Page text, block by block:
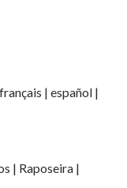
| español |
| Raposeira |